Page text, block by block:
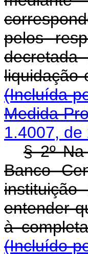
pelos
(Incluída
Medida
1.4007, de
§ 2º
Banco
entender
à
(Incluído